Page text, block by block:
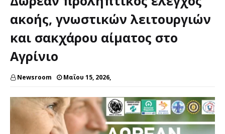
ακοής, γνωστικών λειτουργιών
και σακχάρου αίματος στο
Αγρίνιο
Newsroom Μαΐου 15, 2026,